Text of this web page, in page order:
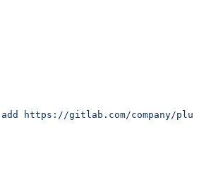
add https://gitlab.com/company/